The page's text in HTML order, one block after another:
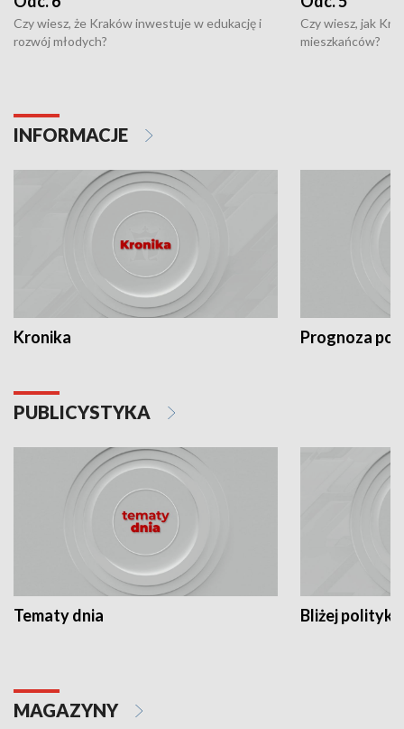
Czy wiesz, że Kraków inwestuje w edukację i
rozwój młodych?
Czy wiesz, jak
mieszkańców?
INFORMACJE
Kronika Prognoza
PUBLICYSTYKA
Tematy dnia Bliżej polityki
MAGAZYNY